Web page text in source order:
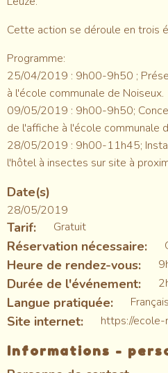
Cette action se déroule en trois
Programme:
25/04/2019 : 9h00-9h50 ;
à l'école communale de Noiseux.
09/05/2019 : 9h00-9h50;
de l'affiche à l'école communale
28/05/2019 : 9h00-11h45;
l'hôtel à insectes sur site à
Date(s)
28/05/2019
Tarif Gratuit
Réservation nécessaire
Heure de rendez-vous
Durée de l'événement
Langue pratiquée Français
Site internet https://ecole-
Informations -